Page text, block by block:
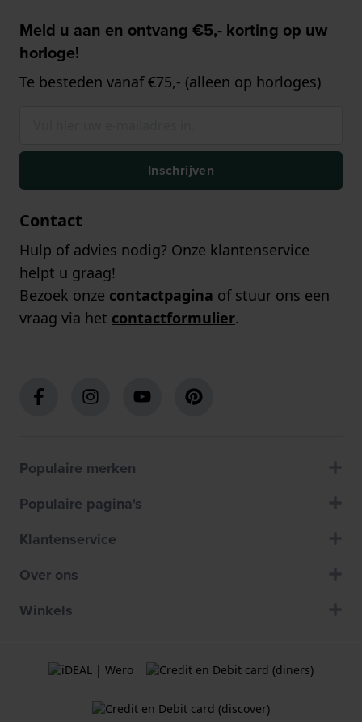
Meld u aan en ontvang €5,- korting op uw
horloge!
Te besteden vanaf €75,- (alleen op horloges)
Inschrijven
Contact
Hulp of advies nodig? Onze klantenservice
helpt u graag!
Bezoek onze contactpagina of stuur ons een
vraag via het contactformulier.
Populaire merken
Populaire pagina's
Klantenservice
Over ons
Winkels